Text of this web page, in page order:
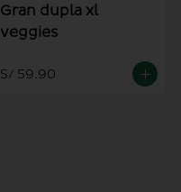
Gran dupla xl
veggies
S/ 59.90